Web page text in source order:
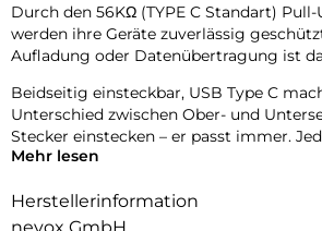
Durch den 56KΩ (TYPE C Standart)
werden ihre Geräte zuverlässig
Aufladung oder Datenübertragung ist
Beidseitig einsteckbar, USB Type C
Unterschied zwischen Ober- und
Stecker einstecken – er passt immer.
einem Stück gefertigt. Somit hat dieser
und ist damit langlebiger und robuster.
Mehr lesen
Herstellerinformation
nevox GmbH